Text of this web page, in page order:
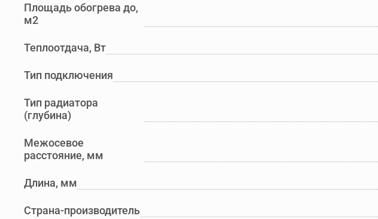
Площадь обогрева до,
м2
Теплоотдача, Вт
Тип подключения
Тип радиатора
(глубина)
Межосевое
расстояние, мм
Длина, мм
Страна-производитель